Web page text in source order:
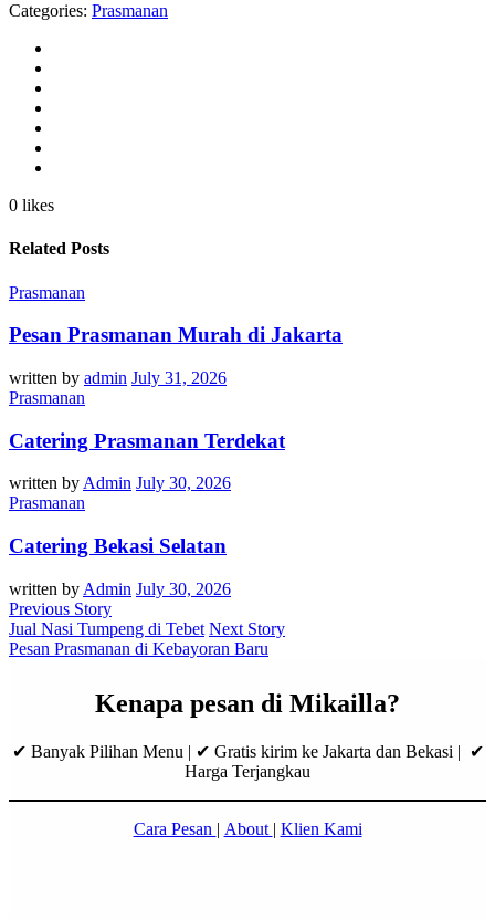
Categories: Prasmanan
0 likes
Related Posts
Prasmanan
Pesan Prasmanan Murah di Jakarta
written by admin July 31, 2026
Prasmanan
Catering Prasmanan Terdekat
written byAdmin July 30, 2026
Prasmanan
Catering Bekasi Selatan
written by Admin July 30, 2026
Previous Story
Jual Nasi Tumpeng di Tebet Next Story
Pesan Prasmanan di Kebayoran Baru
Kenapa pesan di Mikailla?
✔ Banyak Pilihan Menu | ✔ Gratis kirim ke Jakarta dan Bekasi | ✔
Harga Terjangkau
Cara Pesan | About | Klien Kami